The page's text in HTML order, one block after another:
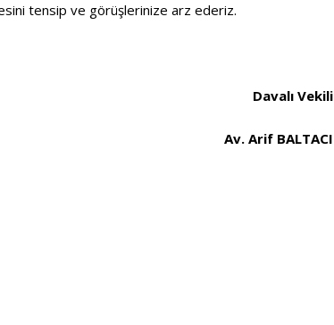
tensip ve görüşlerinize arz ederiz.
Davalı Vekili
Av. Arif BALTACI